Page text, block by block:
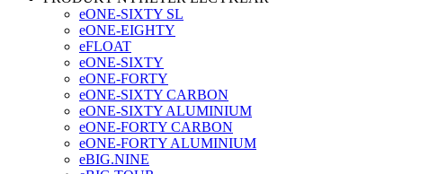
eONE-SIXTY SL
eONE-EIGHTY
eFLOAT
eONE-SIXTY
eONE-FORTY
eONE-SIXTY CARBON
eONE-SIXTY ALUMINIUM
eONE-FORTY CARBON
eONE-FORTY ALUMINIUM
eBIG.NINE